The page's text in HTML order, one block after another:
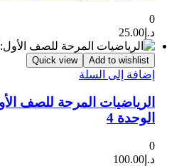
0
د.إ 25.00
Add to wishlist
Quick view
إضافة إلى السلة
الرياضيات المرحة للصف
الوحدة 4
0
د.إ 100.00